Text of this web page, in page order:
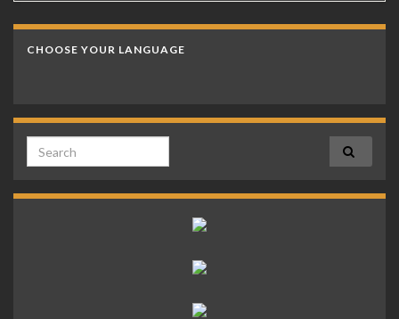
CHOOSE YOUR LANGUAGE
Search for: